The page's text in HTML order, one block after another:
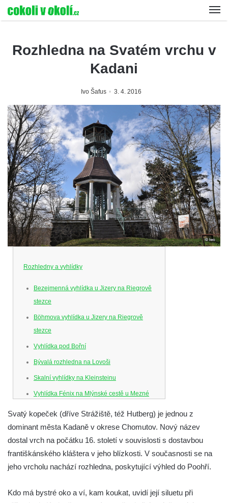
Rozhledna na Svatém vrchu v
Kadani
Ivo Šafus 3. 4. 2016
Rozhledny a vyhlídky
Bezejmenná vyhlídka u Jizery na Riegrově
stezce
Böhmova vyhlídka u Jizery na Riegrově
stezce
Vyhlídka pod Bořní
Bývalá rozhledna na Lovoši
Skalní vyhlídky na Kleinsteinu
Vyhlídka Fénix na Mlýnské cestě u Mezné
Vyhlídka na Caspersbergu u
starokatolického kostela Proměnění Páně
ve Varnsdorfu
Vyhlídka u svatého Josefa v Zákupech
Ferdinandova vyhlídka u bývalého
Vyhlídka na konci Křížové cesty na
Svatý kopeček (dříve Strážiště, též Hutberg) je jednou z
dominant města Kadaně v okrese Chomutov. Nový název
dostal vrch na počátku 16. století v souvislosti s dostavbou
františkánského kláštera v jeho blízkosti. V současnosti se na
jeho vrcholu nachází rozhledna, poskytující výhled do Poohří.
Kdo má bystré oko a ví, kam koukat, uvidí její siluetu při